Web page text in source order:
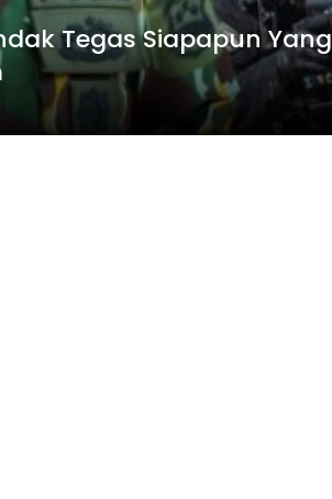
Tegas Siapapun Yang